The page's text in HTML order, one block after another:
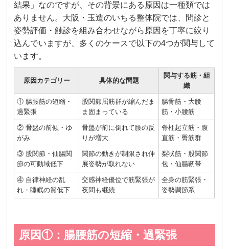
結果」なのですが、その背景にある原因は一種類では
ありません。大阪・玉造のいちる整体院では、問診と
姿勢評価・触診を組み合わせながら原因を丁寧に絞り
込んでいますが、多くのケースで以下の4つが関与して
います。
原因カテゴリー 具体的な問題
関与する筋・組
織
① 腸腰筋の短縮・
過緊張
股関節屈筋群が縮んだま
ま固まっている
腸骨筋・大腰
筋・小腰筋
② 骨盤の前傾・ゆ
がみ
骨盤が前に倒れて腰の反
りが増大
脊柱起立筋・腹
直筋・臀筋群
③ 股関節・仙腸関
節の可動域低下
関節の動きが制限され伸
展姿勢が取れない
梨状筋・股関節
包・仙腸靭帯
④ 自律神経の乱
れ・睡眠の質低下
交感神経優位で筋緊張が
夜間も継続
全身の筋緊張・
姿勢調節系
原因①：腸腰筋の短縮・過緊張